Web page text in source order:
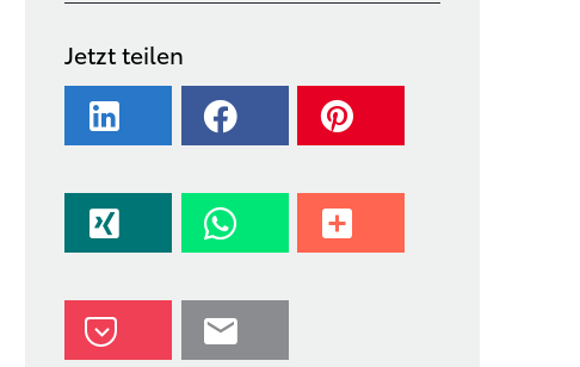
Jetzt teilen